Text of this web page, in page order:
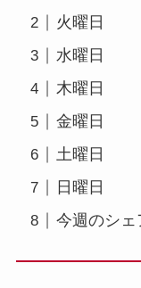
火曜日
水曜日
木曜日
金曜日
土曜日
日曜日
今週のシ